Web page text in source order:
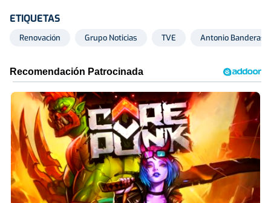
ETIQUETAS
Renovación Grupo Noticias TVE Antonio Banderas